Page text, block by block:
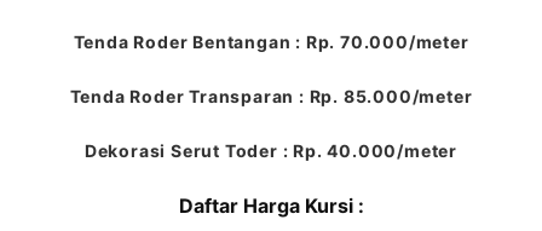
Tenda Roder Bentangan : Rp. 70.000/meter
Tenda Roder Transparan : Rp. 85.000/meter
Dekorasi Serut Toder : Rp. 40.000/meter
Daftar Harga Kursi :